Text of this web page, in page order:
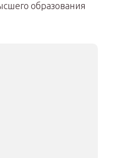
образования